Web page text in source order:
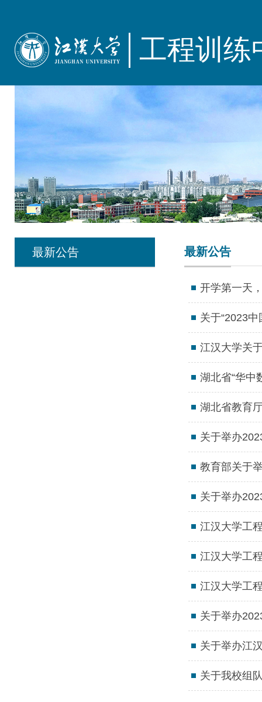
工程训练
最新公告 最新公告
开学第一天
关于“2023
江汉大学关
湖北省“华中
湖北省教育
关于举办
教育部关于
关于举办
江汉大学工
江汉大学工
江汉大学工
关于举办
关于举办江
关于我校组